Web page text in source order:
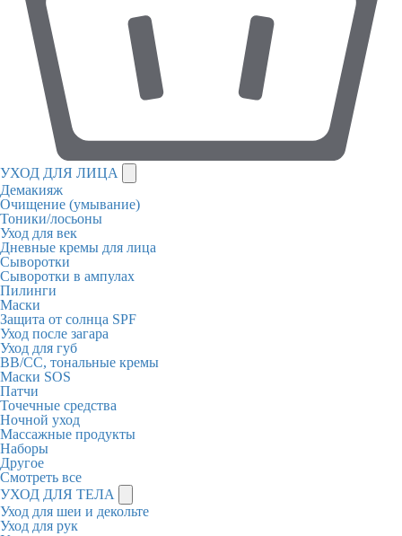
УХОД ДЛЯ ЛИЦА
Демакияж
Очищение (умывание)
Тоники/лосьоны
Уход для век
Дневные кремы для лица
Сыворотки
Сыворотки в ампулах
Пилинги
Маски
Защита от солнца SPF
Уход после загара
Уход для губ
BB/CC, тональные кремы
Маски SOS
Патчи
Точечные средства
Ночной уход
Массажные продукты
Наборы
Другое
Смотреть все
УХОД ДЛЯ ТЕЛА
Уход для шеи и декольте
Уход для рук